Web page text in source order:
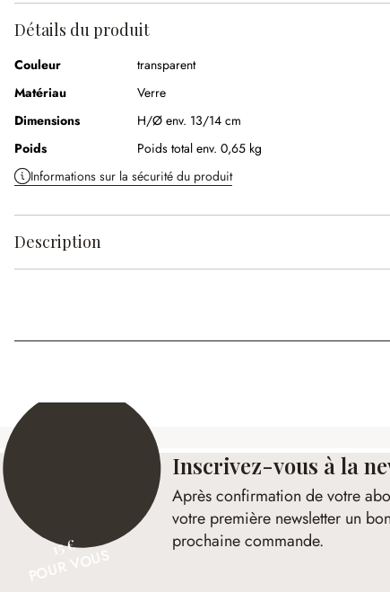
Détails du produit
Couleur
transparent
Matériau
Verre
Dimensions
H/Ø env. 13/14 cm
Poids
Poids total env. 0,65 kg
Informations sur la sécurité du produit
Description
15 €
Inscrivez-vous à la
Après confirmation de votre
votre première newsletter un
prochaine commande.